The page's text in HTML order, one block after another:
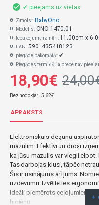
18,90€
Bez nodokļa: 15,62€
✔ pieejams uz vietas
Zīmols:: BabyOno
Modelis: ONO-1470.01
Iepakojuma izmēri: 11.00cm x
EAN: 5901435418123
piegāde pakomātā:: ✔
Piegādes termiņš, ja prece nav
APRAKSTS
Elektroniskais deguna
mazulim. Efektīvi un droši
ka jūsu mazulis var viegli elpot.
Tas darbojas klusi, tāpēc
Šis ir risinājums arī jums.
uzdevumu. Izvēlieties
ideāli piemērots ceļojumiem.
higiēnu.